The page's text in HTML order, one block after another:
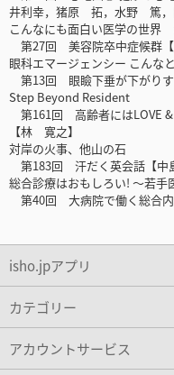
井利幸，猪原 拓，水野 篤，
こんなにも面白い医学の世界
第27回 美容院卒中症候群【
眼科エマージェンシー こんな
第13回 眼瞼下垂が下がりす
Step Beyond Resident
第161回 高齢者にはLOVE &
【林 寛之】
対岸の火事、他山の石
第183回 汗だく英会話【中
総合診療はおもしろい! 〜若手
第40回 大病院で働く総合内
isho.jpアプリ
カテゴリー
アカウントサービス